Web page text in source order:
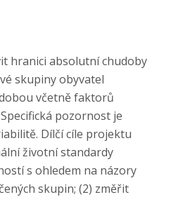
hranici absolutní chudoby
skupiny obyvatel
včetně faktorů
pozornost je
Dílčí cíle projektu
životní standardy
s ohledem na názory
skupin; (2) změřit